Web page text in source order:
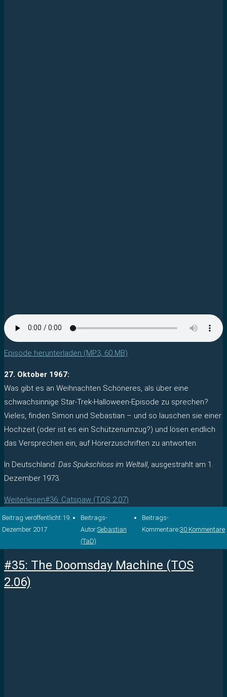
Episode herunterladen (MP3, 60 MB)
27. Oktober 1967:
Was gibt es an Weihnachten Schöneres, als über eine
schwachsinnige Star-Trek-Halloween-Episode zu sprechen?
Vieles, finden Simon und Sebastian – und so lauschen sie einer
Hochzeit (oder ist es ein Schützenumzug?) und lösen endlich
das Versprechen ein, auf Hörerzuschriften zu antworten.
In Deutschland: Das Spukschloss im Weltall, ausgestrahlt am 1.
Dezember 1973.
Weiterlesen#36: Catspaw (TOS 2.07)
Beitrag veröffentlicht:19.
Dezember 2017
Beitrags-
Autor:Sebastian
(TaD)
Beitrags-
Kommentare:30 Kommentare
#35: The Doomsday Machine (TOS
2.06)